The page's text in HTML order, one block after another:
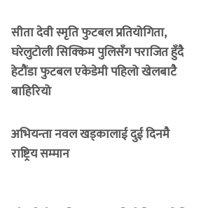
सीता देवी स्मृति फुटबल प्रतियोगिता,
घरेलुटोली सिक्किम पुलिसँग पराजित हुँदै
हेटौंडा फुटबल एकेडेमी पहिलो खेलबाटै
बाहिरियो
अभियन्ता नवल खड्कालाई दुई दिनमै
राष्ट्रिय सम्मान